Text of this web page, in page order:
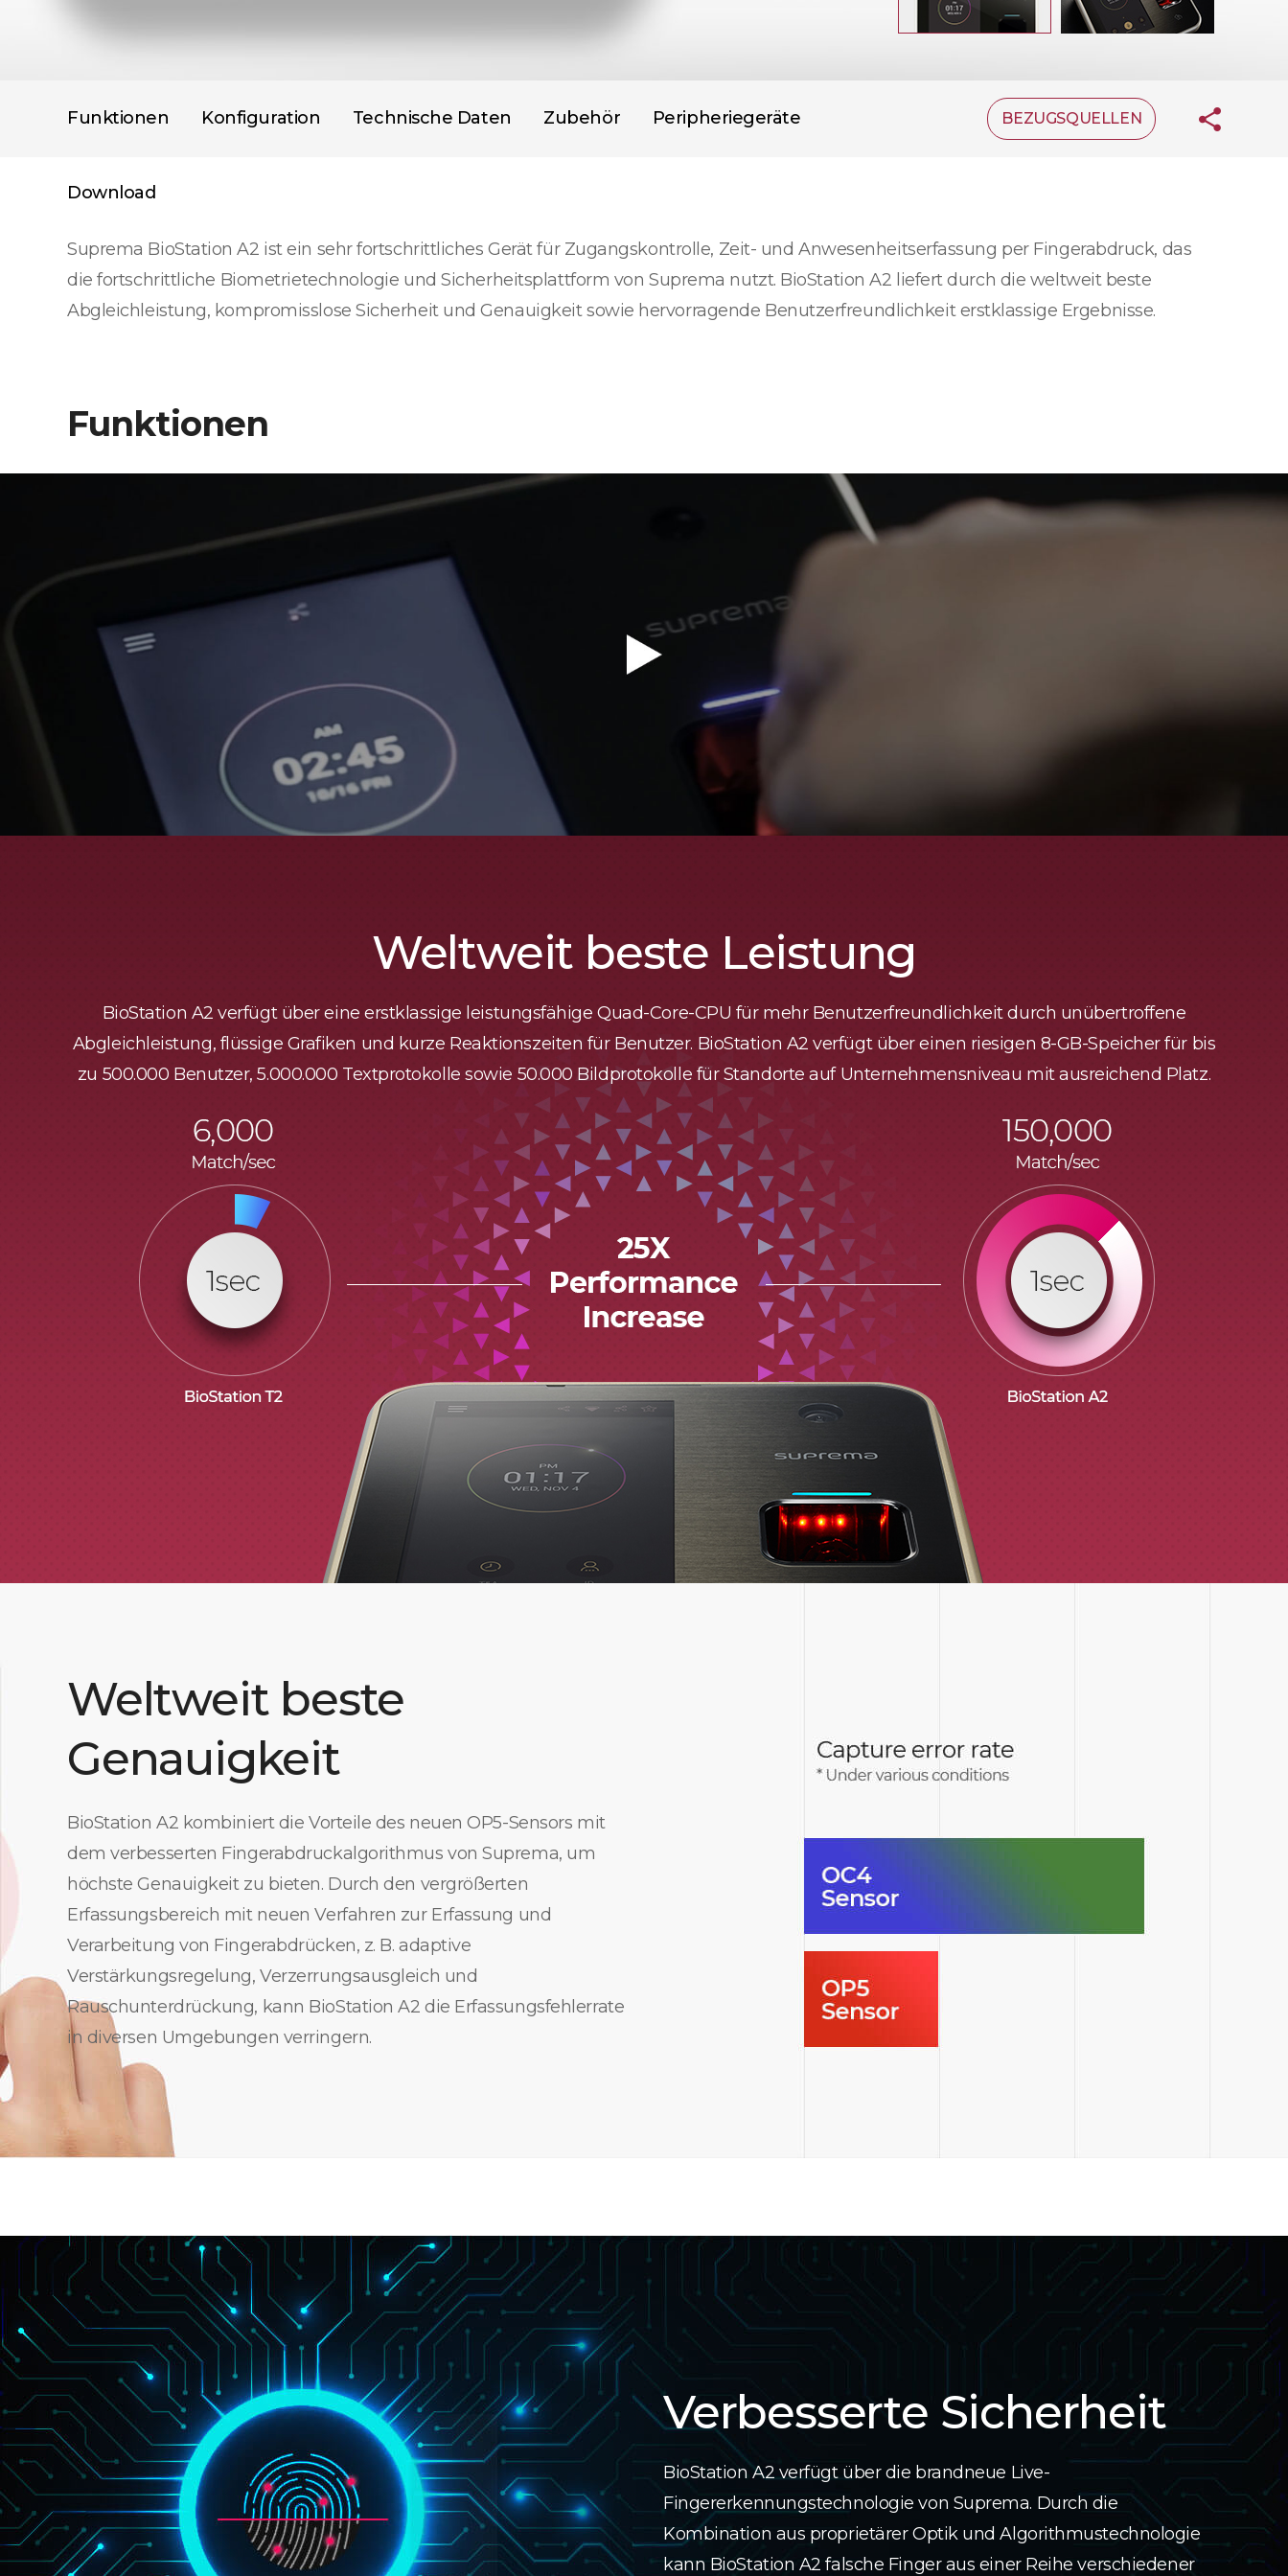
Funktionen Konfiguration Technische Daten Zubehör Peripheriegeräte
Download
BEZUGSQUELLEN
Suprema BioStation A2 ist ein sehr fortschrittliches Gerät für Zugangskontrolle, Zeit- und Anwesenheitserfassung per Fingerabdruck, das
die fortschrittliche Biometrietechnologie und Sicherheitsplattform von Suprema nutzt. BioStation A2 liefert durch die weltweit beste
Abgleichleistung, kompromisslose Sicherheit und Genauigkeit sowie hervorragende Benutzerfreundlichkeit erstklassige Ergebnisse.
Funktionen
Weltweit beste Leistung
BioStation A2 verfügt über eine erstklassige leistungsfähige Quad-Core-CPU für mehr Benutzerfreundlichkeit durch unübertroffene
Abgleichleistung, flüssige Grafiken und kurze Reaktionszeiten für Benutzer. BioStation A2 verfügt über einen riesigen 8-GB-Speicher für bis
zu 500.000 Benutzer, 5.000.000 Textprotokolle sowie 50.000 Bildprotokolle für Standorte auf Unternehmensniveau mit ausreichend Platz.
Weltweit beste
Genauigkeit
BioStation A2 kombiniert die Vorteile des neuen OP5-Sensors mit
dem verbesserten Fingerabdruckalgorithmus von Suprema, um
höchste Genauigkeit zu bieten. Durch den vergrößerten
Erfassungsbereich mit neuen Verfahren zur Erfassung und
Verarbeitung von Fingerabdrücken, z. B. adaptive
Verstärkungsregelung, Verzerrungsausgleich und
Rauschunterdrückung, kann BioStation A2 die Erfassungsfehlerrate
in diversen Umgebungen verringern.
Verbesserte Sicherheit
BioStation A2 verfügt über die brandneue Live-
Fingererkennungstechnologie von Suprema. Durch die
Kombination aus proprietärer Optik und Algorithmustechnologie
kann BioStation A2 falsche Finger aus einer Reihe verschiedener